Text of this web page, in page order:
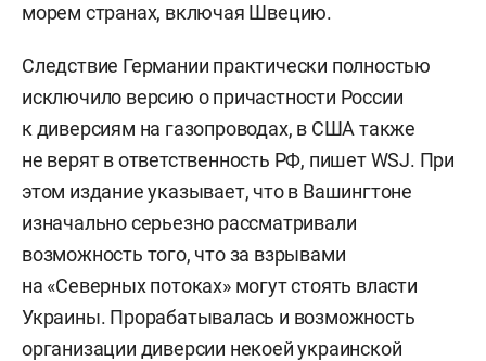
морем странах, включая Швецию.
Следствие Германии практически полностью
исключило версию о причастности России
к диверсиям на газопроводах, в США также
не верят в ответственность РФ, пишет WSJ. При
этом издание указывает, что в Вашингтоне
изначально серьезно рассматривали
возможность того, что за взрывами
на «Северных потоках» могут стоять власти
Украины. Прорабатывалась и возможность
организации диверсии некоей украинской